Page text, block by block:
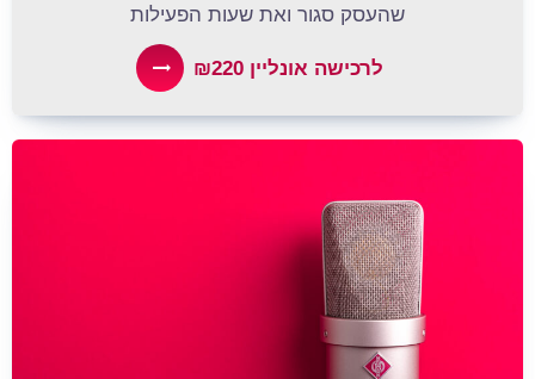
שהעסק סגור ואת שעות הפעילות
לרכישה אונליין ₪220